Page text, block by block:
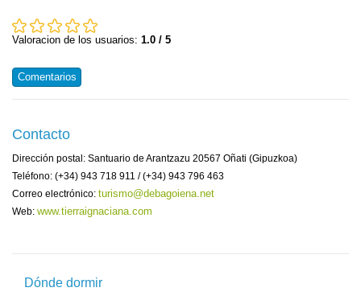
Valoracion de los usuarios: 1.0 / 5
Comentarios
Contacto
Dirección postal: Santuario de Arantzazu 20567 Oñati (Gipuzkoa)
Teléfono: (+34) 943 718 911 / (+34) 943 796 463
Correo electrónico: turismo@debagoiena.net
Web: www.tierraignaciana.com
Dónde dormir